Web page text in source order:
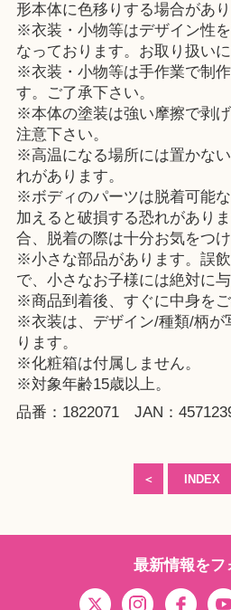
形本体に色移りする場合があ
※衣装・小物等はデザイン性
なっております。お取り扱いに
※衣装・小物等は手作業で制
す。ご了承下さい。
※本体の塗装は強い摩擦で剥
注意下さい。
※高温になる場所には置かな
れがあります。
※ボディのパーツは脱着可能
加えると破損する恐れがあり
合、脱着の際は十分お気をつけ
※小さな部品があります。誤
で、小さなお子様には絶対に
※商品到着後、すぐに中身をご
※衣装は、デザイン/種類/柄が
ります。
※化粧箱は付属しません。
※対象年齢15歳以上。
品番：1822071 JAN：
＜ INDEX
最新情報をフ